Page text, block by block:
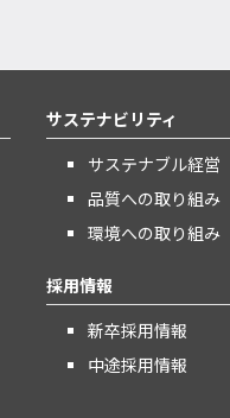
サステナビリティ
サステナブル経営
品質への取り組み
環境への取り組み
採用情報
新卒採用情報
中途採用情報